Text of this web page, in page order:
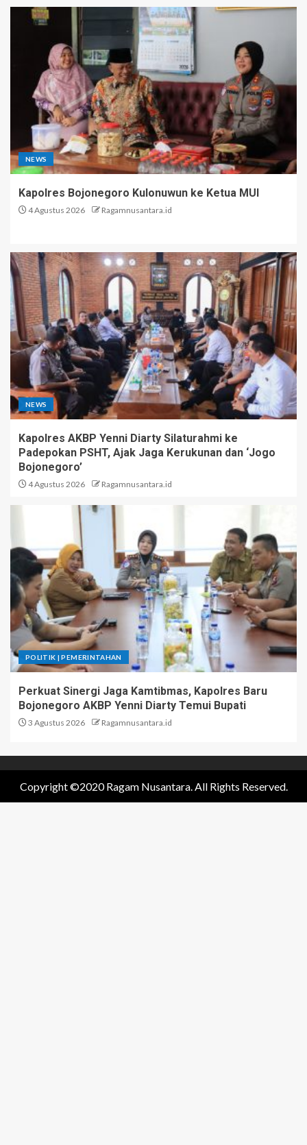
NEWS
Kapolres Bojonegoro Kulonuwun ke Ketua MUI
4 Agustus 2026 Ragamnusantara.id
NEWS
Kapolres AKBP Yenni Diarty Silaturahmi ke
Padepokan PSHT, Ajak Jaga Kerukunan dan ‘Jogo
Bojonegoro’
4 Agustus 2026 Ragamnusantara.id
POLITIK | PEMERINTAHAN
Perkuat Sinergi Jaga Kamtibmas, Kapolres Baru
Bojonegoro AKBP Yenni Diarty Temui Bupati
3 Agustus 2026 Ragamnusantara.id
Copyright ©2020 Ragam Nusantara. All Rights Reserved.